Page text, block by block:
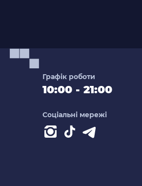
Графік роботи
10:00 - 21:00
Соціальні мережі